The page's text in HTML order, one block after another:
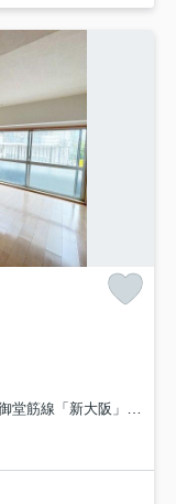
線「新大阪」駅 徒歩11分